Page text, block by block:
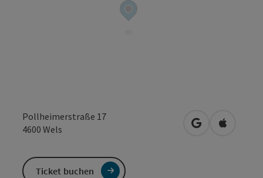
Pollheimerstraße 17
4600 Wels in Googlein Apple
Ticket buchen